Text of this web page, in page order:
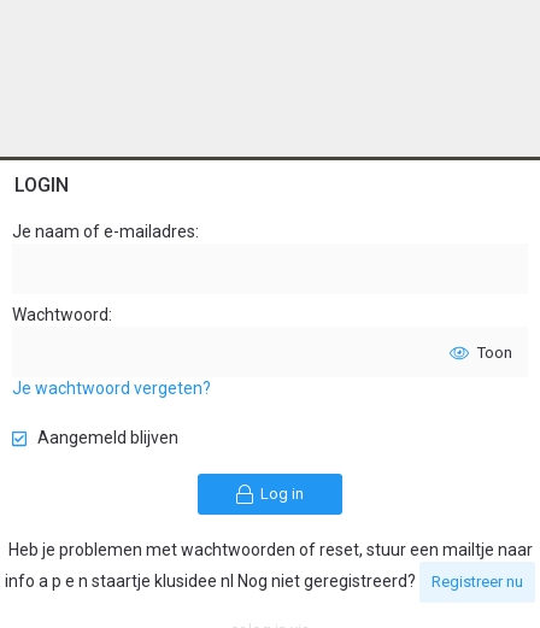
LOGIN
Je naam of e-mailadres
Wachtwoord
Toon
Je wachtwoord vergeten?
Aangemeld blijven
Log in
Heb je problemen met wachtwoorden of reset, stuur een mailtje naar
info a p e n staartje klusidee nl Nog niet geregistreerd?
Registreer nu